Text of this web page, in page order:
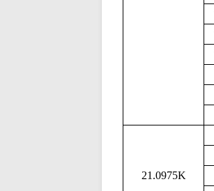
21.0975K